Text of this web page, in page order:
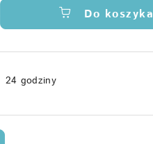
Do koszyka
24 godziny